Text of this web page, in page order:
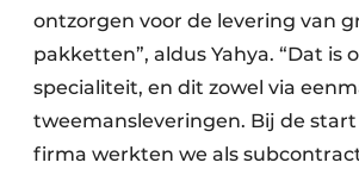
ontzorgen voor de levering van
pakketten”, aldus Yahya. “Dat is
specialiteit, en dit zowel via
tweemansleveringen. Bij de start
firma werkten we als